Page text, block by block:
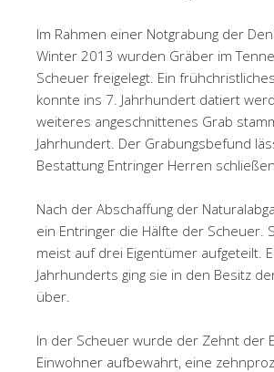
Im Rahmen einer Notgrabung der
Winter 2013 wurden Gräber im
Scheuer freigelegt. Ein
konnte ins 7. Jahrhundert datiert
weiteres angeschnittenes Grab
Jahrhundert. Der Grabungsbefund
Bestattung Entringer Herren schließen.
Nach der Abschaffung der
ein Entringer die Hälfte der Scheuer.
meist auf drei Eigentümer aufgeteilt.
Jahrhunderts ging sie in den Besitz
über.
In der Scheuer wurde der Zehnt der
Einwohner aufbewahrt, eine